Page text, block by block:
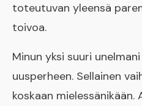
toteutuvan yleensä
toivoa.
Minun yksi suuri
uusperheen. Sellainen
koskaan